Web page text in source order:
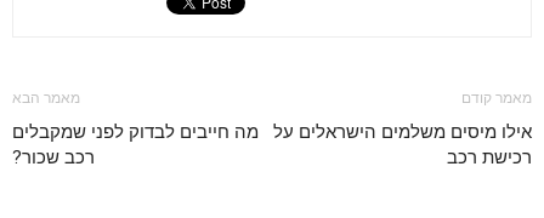
מאמר קודם
אילו מיסים משלמים הישראלים על
רכישת רכב
מאמר הבא
מה חייבים לבדוק לפני שמקבלים
רכב שכור?